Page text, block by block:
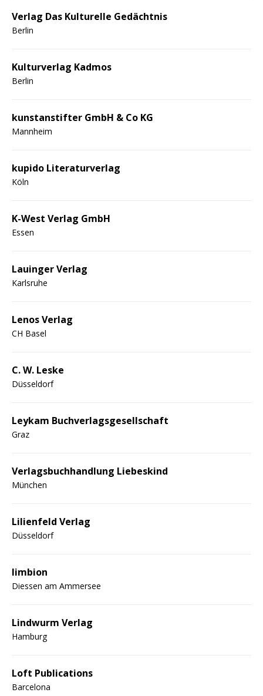
Verlag Das Kulturelle Gedächtnis
Berlin
Kulturverlag Kadmos
Berlin
kunstanstifter GmbH & Co KG
Mannheim
kupido Literaturverlag
Köln
K-West Verlag GmbH
Essen
Lauinger Verlag
Karlsruhe
Lenos Verlag
CH Basel
C. W. Leske
Düsseldorf
Leykam Buchverlagsgesellschaft
Graz
Verlagsbuchhandlung Liebeskind
München
Lilienfeld Verlag
Düsseldorf
limbion
Diessen am Ammersee
Lindwurm Verlag
Hamburg
Loft Publications
Barcelona